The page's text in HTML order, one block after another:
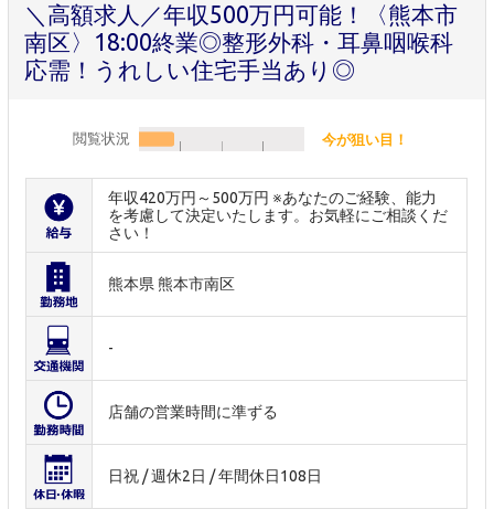
＼高額求人／年収500万円可能！〈熊本市
南区〉18:00終業◎整形外科・耳鼻咽喉科
応需！うれしい住宅手当あり◎
閲覧状況 今が狙い目！
年収420万円～500万円 ※あなたのご経験、能力
を考慮して決定いたします。お気軽にご相談くだ
さい！
熊本県 熊本市南区
-
店舗の営業時間に準ずる
日祝 / 週休2日 / 年間休日108日